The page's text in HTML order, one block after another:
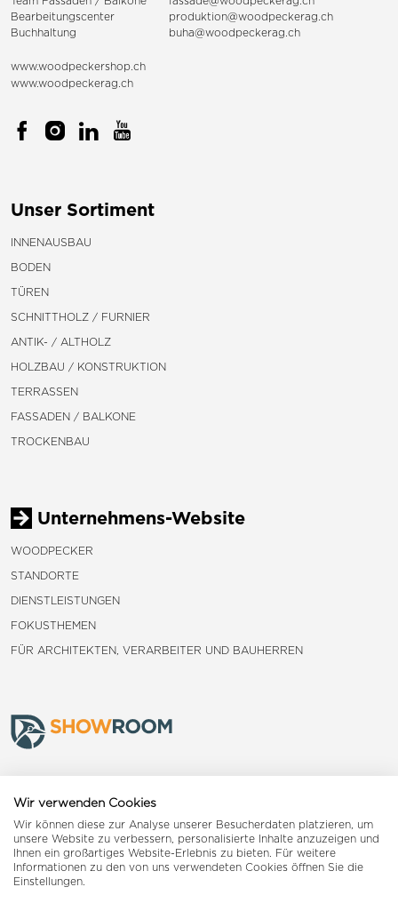
Bearbeitungscenter
produktion@woodpeckerag.ch
Buchhaltung
buha@woodpeckerag.ch
www.woodpeckershop.ch
www.woodpeckerag.ch
Unser Sortiment
INNENAUSBAU
BODEN
TÜREN
SCHNITTHOLZ / FURNIER
ANTIK- / ALTHOLZ
HOLZBAU / KONSTRUKTION
TERRASSEN
FASSADEN / BALKONE
TROCKENBAU
Unternehmens-Website
WOODPECKER
STANDORTE
DIENSTLEISTUNGEN
FOKUSTHEMEN
FÜR ARCHITEKTEN, VERARBEITER UND BAUHERREN
Landquart
Reiden
Wir verwenden Cookies
Wir können diese zur Analyse unserer Besucherdaten platzieren, um
unsere Website zu verbessern, personalisierte Inhalte anzuzeigen und
Ihnen ein großartiges Website-Erlebnis zu bieten. Für weitere
Informationen zu den von uns verwendeten Cookies öffnen Sie die
Einstellungen.